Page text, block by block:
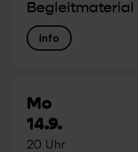
Begleitmaterial
Info
Mo
14.9.
20 Uhr